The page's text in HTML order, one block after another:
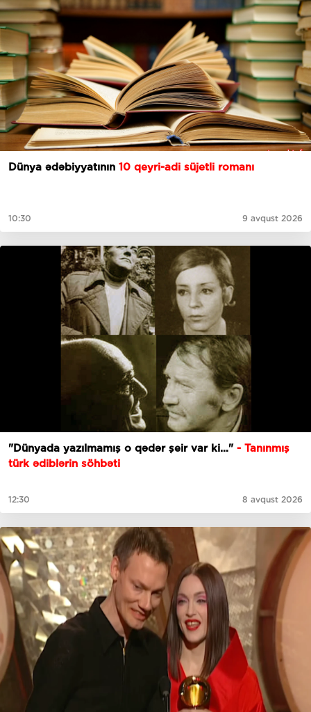
Dünya ədəbiyyatının 10 qeyri-adi süjetli romanı
10:30 9 avqust 2026
"Dünyada yazılmamış o qədər şeir var ki..." - Tanınmış
türk ədiblərin söhbəti
12:30 8 avqust 2026